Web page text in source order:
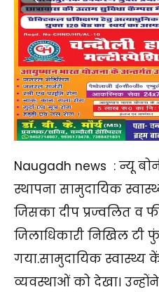
Naugadh news : न्यू
स्थापना सामुदायिक
जिसका दीप प्रज्वलित व
जिलाधिकारी निखिल टी
गया.सामुदायिक स्वास्थ्य
व्यवस्थाओं को देखा।